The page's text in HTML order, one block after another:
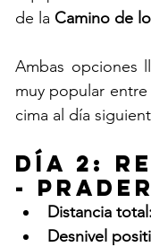
de la Camino de
Ambas opciones
muy popular
cima al día
Día 2:
-
Distancia total:
Desnivel